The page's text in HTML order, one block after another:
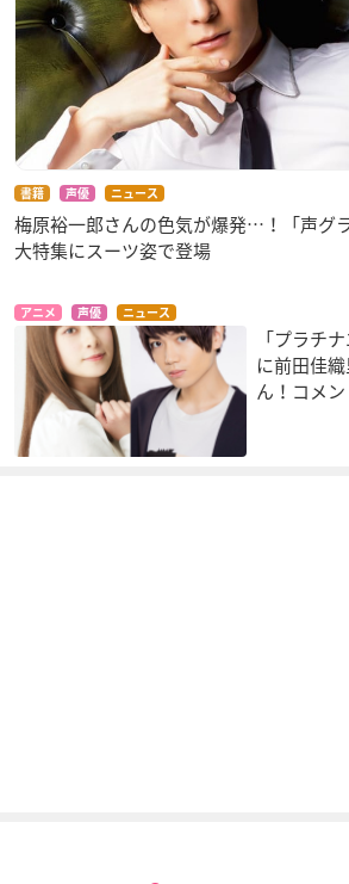
書籍 声優 ニュース
梅原裕一郎さんの色気が爆発…！「声グ
大特集にスーツ姿で登場
アニメ 声優 ニュース
「プラチ
に前田佳
ん！コメ